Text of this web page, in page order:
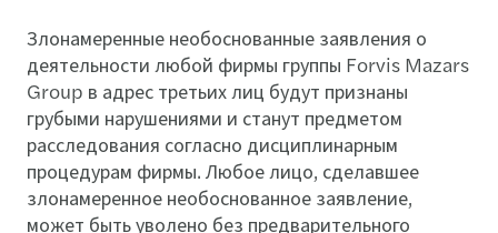
Злонамеренные необоснованные заявления о
деятельности любой фирмы группы Forvis Mazars
Group в адрес третьих лиц будут признаны
грубыми нарушениями и станут предметом
расследования согласно дисциплинарным
процедурам фирмы. Любое лицо, сделавшее
злонамеренное необоснованное заявление,
может быть уволено без предварительного